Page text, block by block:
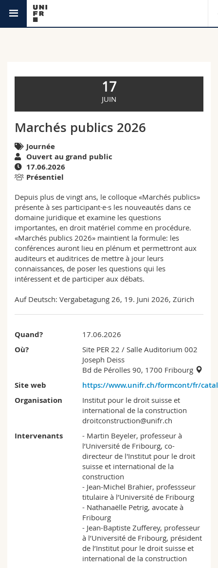
Université
Formation continue
Sciences économiques et sociales et management
Lettres et sciences humaines
Sciences de l'éducation et de la formation
Sciences et médecine
Interfacultaire
Etudiants
Médias
Chercheurs
Collaborateurs
Doctorants
Ressources
Annuaire du personnel
Plan d'accès
Bibliothèques
Webmail
Programme des cours
MyUnifr
17
JUIN
Marchés publics 2026
Journée
Ouvert au grand public
17.06.2026
Présentiel
Depuis plus de vingt ans, le colloque «Marchés publics»
présente à ses participant·e·s les nouveautés dans ce
domaine juridique et examine les questions
importantes, en droit matériel comme en procédure.
«Marchés publics 2026» maintient la formule: les
conférences auront lieu en plénum et permettront aux
auditeurs et auditrices de mettre à jour leurs
connaissances, de poser les questions qui les
intéressent et de participer aux débats.
Auf Deutsch: Vergabetagung 26, 19. Juni 2026, Zürich
Quand? 17.06.2026
Où? Site PER 22 / Salle Auditorium 002
Joseph Deiss
Bd de Pérolles 90, 1700 Fribourg
Site web
https://www.unifr.ch/formcont/fr/
Organisation
Institut pour le droit suisse et
international de la construction
droitconstruction@unifr.ch
Intervenants
- Martin Beyeler, professeur à
l’Université de Fribourg, co-
directeur de l'Institut pour le droit
suisse et international de la
construction
- Jean-Michel Brahier, professseur
titulaire à l’Université de Fribourg
- Nathanaëlle Petrig, avocate à
Fribourg
- Jean-Baptiste Zufferey, professeur
à l’Université de Fribourg, président
de l’Institut pour le droit suisse et
international de la construction